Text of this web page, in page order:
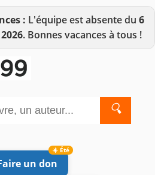
: L'équipe est absente du 6
. Bonnes vacances à tous !
🔍
un don